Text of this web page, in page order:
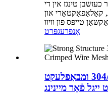
טינגז אין די
קאַלאַפאַקטאָרי און
אָנפרעגפּרט
שטאַרק סטרוקטור 304/316 ומבאַפלעקט
פֿאַר מיינינג